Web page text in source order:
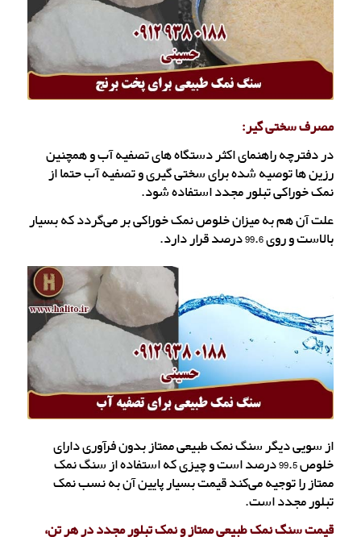
مصرف سختی گیر:
در دفترچه راهنمای اکثر دستگاه های تصفیه آب و همچنین
رزین ها توصیه شده برای سختی گیری و تصفیه آب حتما از
نمک خوراکی تبلور مجدد استفاده شود.
علت آن هم به میزان خلوص نمک خوراکی بر می‌گردد که بسیار
بالاست و روی 99.6 درصد قرار دارد.
از سویی دیگر سنگ نمک طبیعی ممتاز بدون فرآوری دارای
خلوص 99.5 درصد است و چیزی که استفاده از سنگ نمک
ممتاز را توجیه می‌کند قیمت بسیار پایین آن به نسب نمک
تبلور مجدد است.
قیمت سنگ نمک طبیعی ممتاز و نمک تبلور مجدد در هر تن،